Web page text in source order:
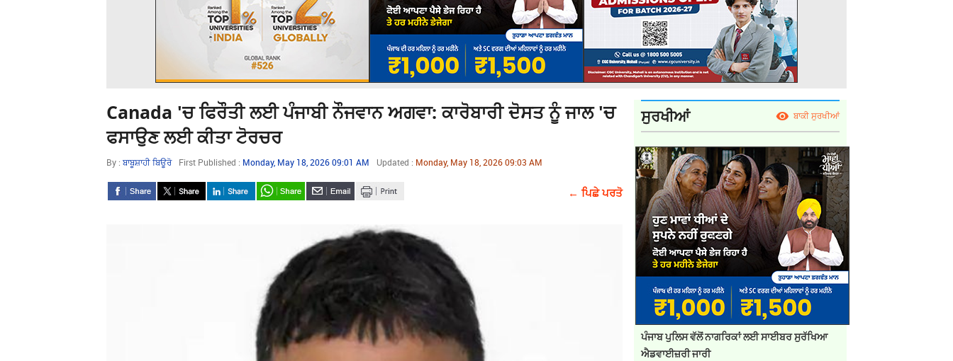
Canada 'ਚ ਫਿਰੌਤੀ ਲਈ ਪੰਜਾਬੀ ਨੌਜਵਾਨ ਅਗਵਾ: ਕਾਰੋਬਾਰੀ ਦੋਸਤ ਨੂੰ ਜਾਲ 'ਚ
ਫਸਾਉਣ ਲਈ ਕੀਤਾ ਟੋਰਚਰ
By : ਬਾਬੂਸ਼ਾਹੀ ਬਿਊਰੋ First Published : Monday, May 18, 2026 09:01 AM Updated : Monday, May 18, 2026 09:03 AM
← ਪਿਛੇ ਪਰਤੋ
ਸੁਰਖੀਆਂ ਬਾਕੀ ਸੁਰਖੀਆਂ
ਪੰਜਾਬ ਪੁਲਿਸ ਵੱਲੋਂ ਨਾਗਰਿਕਾਂ ਲਈ ਸਾਈਬਰ ਸੁਰੱਖਿਆ
ਐਡਵਾਈਜ਼ਰੀ ਜਾਰੀ